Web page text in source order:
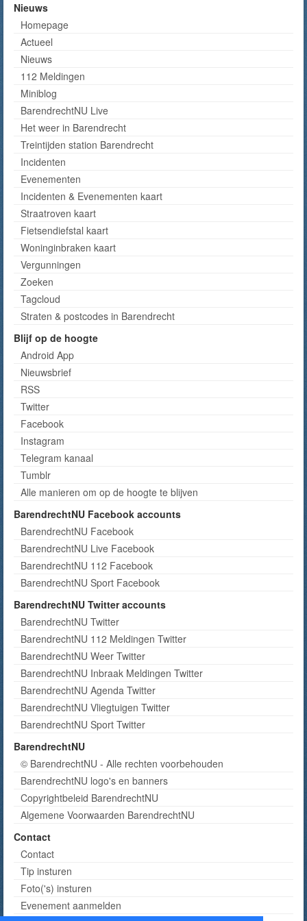
Nieuws
Homepage
Actueel
Nieuws
112 Meldingen
Miniblog
BarendrechtNU Live
Het weer in Barendrecht
Treintijden station Barendrecht
Incidenten
Evenementen
Incidenten & Evenementen kaart
Straatroven kaart
Fietsendiefstal kaart
Woninginbraken kaart
Vergunningen
Zoeken
Tagcloud
Straten & postcodes in Barendrecht
Blijf op de hoogte
Android App
Nieuwsbrief
RSS
Twitter
Facebook
Instagram
Telegram kanaal
Tumblr
Alle manieren om op de hoogte te blijven
BarendrechtNU Facebook accounts
BarendrechtNU Facebook
BarendrechtNU Live Facebook
BarendrechtNU 112 Facebook
BarendrechtNU Sport Facebook
BarendrechtNU Twitter accounts
BarendrechtNU Twitter
BarendrechtNU 112 Meldingen Twitter
BarendrechtNU Weer Twitter
BarendrechtNU Inbraak Meldingen Twitter
BarendrechtNU Agenda Twitter
BarendrechtNU Vliegtuigen Twitter
BarendrechtNU Sport Twitter
BarendrechtNU
© BarendrechtNU - Alle rechten voorbehouden
BarendrechtNU logo's en banners
Copyrightbeleid BarendrechtNU
Algemene Voorwaarden BarendrechtNU
Contact
Contact
Tip insturen
Foto('s) insturen
Evenement aanmelden